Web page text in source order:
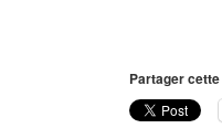
Partager cette